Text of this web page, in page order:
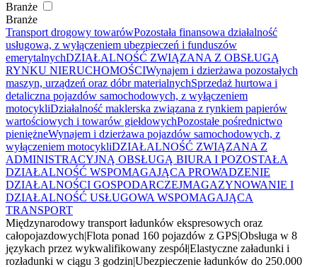
Branże
Branże
Transport drogowy towarówPozostała finansowa działalność
usługowa, z wyłączeniem ubezpieczeń i funduszów
emerytalnychDZIAŁALNOŚĆ ZWIĄZANA Z OBSŁUGĄ
RYNKU NIERUCHOMOŚCIWynajem i dzierżawa pozostałych
maszyn, urządzeń oraz dóbr materialnychSprzedaż hurtowa i
detaliczna pojazdów samochodowych, z wyłączeniem
motocykliDziałalność maklerska związana z rynkiem papierów
wartościowych i towarów giełdowychPozostałe pośrednictwo
pieniężneWynajem i dzierżawa pojazdów samochodowych, z
wyłączeniem motocykliDZIAŁALNOŚĆ ZWIĄZANA Z
ADMINISTRACYJNĄ OBSŁUGĄ BIURA I POZOSTAŁA
DZIAŁALNOŚĆ WSPOMAGAJĄCA PROWADZENIE
DZIAŁALNOŚCI GOSPODARCZEJMAGAZYNOWANIE I
DZIAŁALNOŚĆ USŁUGOWA WSPOMAGAJĄCA
TRANSPORT
Międzynarodowy transport ładunków ekspresowych oraz
całopojazdowychFlota ponad 160 pojazdów z GPS Obsługa w 8
językach przez wykwalifikowany zespół|Elastyczne załadunki i
rozładunki w ciągu 3 godzinUbezpieczenie ładunków do 250.000